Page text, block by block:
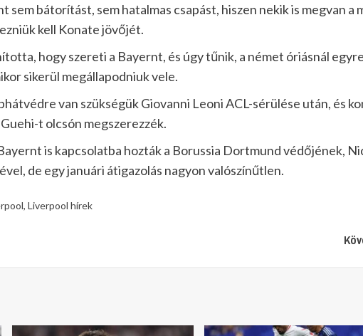
sem bátorítást, sem hatalmas csapást, hiszen nekik is megvan a
kell Konate jövőjét.
hogy szereti a Bayernt, és úgy tűnik, a német óriásnál egyre
sikerül megállapodniuk vele.
van szükségük Giovanni Leoni ACL-sérülése után, és
t olcsón megszerezzék.
is kapcsolatba hozták a Borussia Dortmund védőjének,
de egy januári átigazolás nagyon valószínűtlen.
, Liverpool hírek